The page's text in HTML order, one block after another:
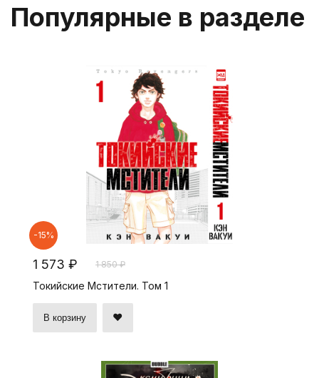
Популярные в разделе
-15%
1 573 ₽ 1 850 ₽
Токийские Мстители. Том 1
В корзину